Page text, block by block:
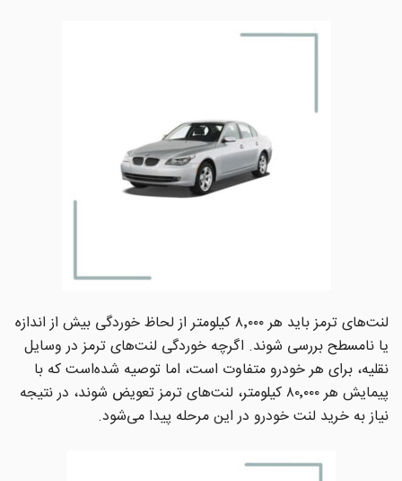
لنت‌های ترمز باید هر ۸٬۰۰۰ کیلومتر از لحاظ خوردگی بیش از اندازه
یا نامسطح بررسی شوند. اگرچه خوردگی لنت‌های ترمز در وسایل
نقلیه، برای هر خودرو متفاوت است، اما توصیه شده‌است که با
پیمایش هر ۸۰٬۰۰۰ کیلومتر، لنت‌های ترمز تعویض شوند، در نتیجه
نیاز به خرید لنت خودرو در این مرحله پیدا می‌شود.